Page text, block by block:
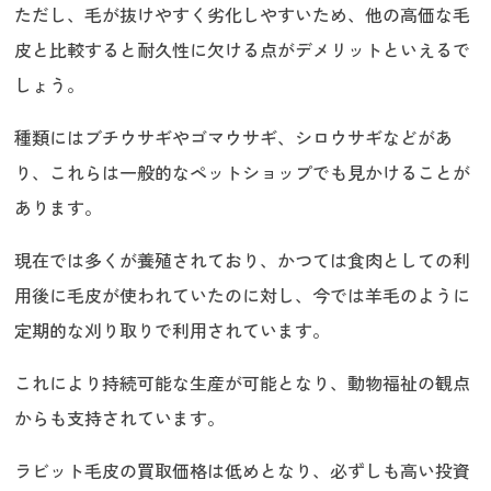
ただし、毛が抜けやすく劣化しやすいため、他の高価な毛
皮と比較すると耐久性に欠ける点がデメリットといえるで
しょう。
種類にはブチウサギやゴマウサギ、シロウサギなどがあ
り、これらは一般的なペットショップでも見かけることが
あります。
現在では多くが養殖されており、かつては食肉としての利
用後に毛皮が使われていたのに対し、今では羊毛のように
定期的な刈り取りで利用されています。
これにより持続可能な生産が可能となり、動物福祉の観点
からも支持されています。
ラビット毛皮の買取価格は低めとなり、必ずしも高い投資